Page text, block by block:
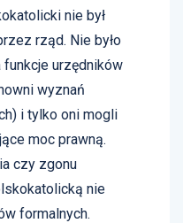
nie był
rząd. Nie było
urzędników
wyznań
i tylko oni mogli
moc prawną.
czy zgonu
nie
formalnych.